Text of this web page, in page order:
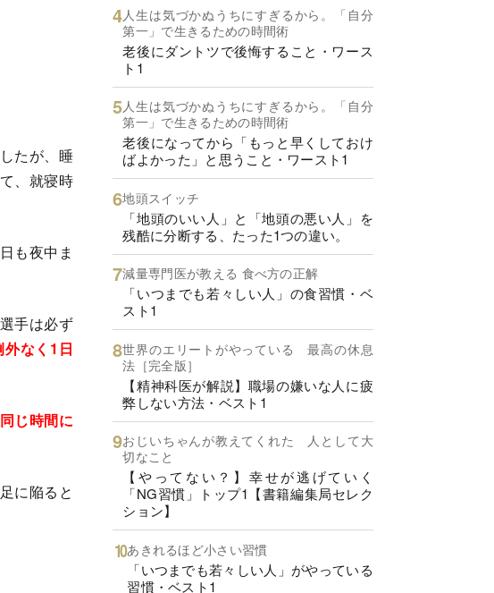
たが、睡
、就寝時
も夜中ま
手は必ず
外なく1日
じ時間に
に陥ると
人生は気づかぬうちにすぎるから。「自分
第一」で生きるための時間術
老後にダントツで後悔すること・ワース
ト1
人生は気づかぬうちにすぎるから。「自分
第一」で生きるための時間術
老後になってから「もっと早くしておけ
ばよかった」と思うこと・ワースト1
地頭スイッチ
「地頭のいい人」と「地頭の悪い人」を
残酷に分断する、たった1つの違い。
減量専門医が教える 食べ方の正解
「いつまでも若々しい人」の食習慣・ベ
スト1
世界のエリートがやっている 最高の休息
法［完全版］
【精神科医が解説】職場の嫌いな人に疲
弊しない方法・ベスト1
おじいちゃんが教えてくれた 人として大
切なこと
【やってない？】幸せが逃げていく
「NG習慣」トップ1【書籍編集局セレク
ション】
あきれるほど小さい習慣
「いつまでも若々しい人」がやっている
習慣・ベスト1